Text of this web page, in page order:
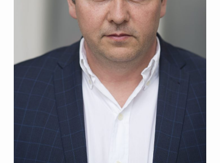
Bálsój szerelem a málenkij
robot idején